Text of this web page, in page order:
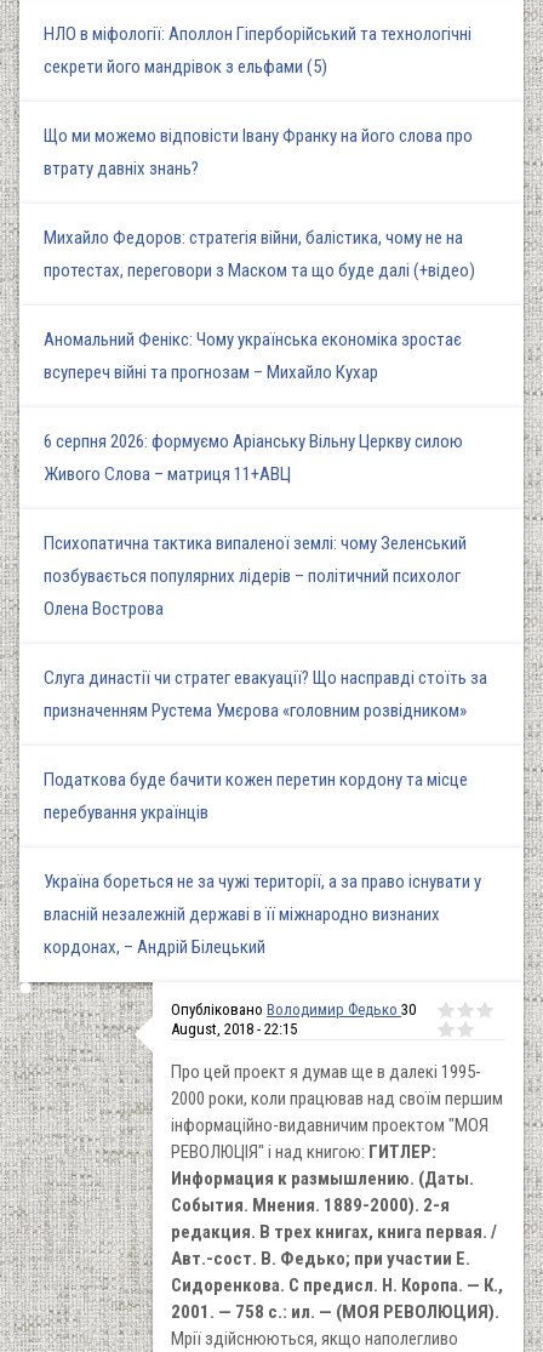
НЛО в міфології: Аполлон Гіперборійський та технологічні
секрети його мандрівок з ельфами (5)
Що ми можемо відповісти Івану Франку на його слова про
втрату давніх знань?
Михайло Федоров: стратегія війни, балістика, чому не на
протестах, переговори з Маском та що буде далі (+відео)
Аномальний Фенікс: Чому українська економіка зростає
всупереч війні та прогнозам – Михайло Кухар
6 серпня 2026: формуємо Аріанську Вільну Церкву силою
Живого Слова – матриця 11+АВЦ
Психопатична тактика випаленої землі: чому Зеленський
позбувається популярних лідерів – політичний психолог
Олена Вострова
Слуга династії чи стратег евакуації? Що насправді стоїть за
призначенням Рустема Умєрова «головним розвідником»
Податкова буде бачити кожен перетин кордону та місце
перебування українців
Україна бореться не за чужі території, а за право існувати у
власній незалежній державі в її міжнародно визнаних
кордонах, – Андрій Білецький
Опубліковано Володимир Федько 30
August, 2018 - 22:15
Про цей проект я думав ще в далекі 1995-
2000 роки, коли працював над своїм першим
інформаційно-видавничим проектом "МОЯ
РЕВОЛЮЦІЯ" і над книгою: ГИТЛЕР:
Информация к размышлению. (Даты.
События. Мнения. 1889-2000). 2-я
редакция. В трех книгах, книга первая. /
Авт.-сост. В. Федько; при участии Е.
Сидоренкова. С предисл. Н. Коропа. — К.,
2001. — 758 с.: ил. — (МОЯ РЕВОЛЮЦИЯ).
Мрії здійснюються, якщо наполегливо